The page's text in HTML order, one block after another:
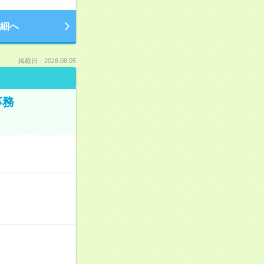
へ
掲載日：2026.08.05